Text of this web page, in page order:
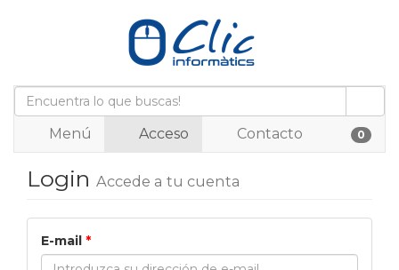
Menú Acceso Contacto 0
Login Accede a tu cuenta
E-mail *